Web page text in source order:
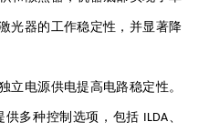
光器的工作稳定性，并显著降
立 电源供电提高电路稳定性。
供多种控制选项，包括 ILDA、